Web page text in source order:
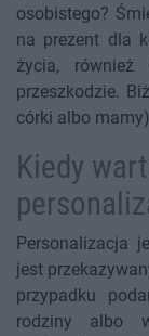
osobistego?
na prezent dla
życia,
przeszkodzie.
córki albo
Kiedy
Personalizacja
jest
przypadku
rodziny albo